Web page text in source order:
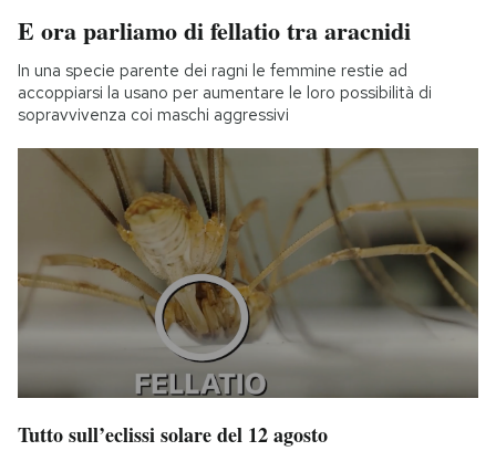
E ora parliamo di fellatio tra aracnidi
In una specie parente dei ragni le femmine restie ad
accoppiarsi la usano per aumentare le loro possibilità di
sopravvivenza coi maschi aggressivi
Tutto sull’eclissi solare del 12 agosto